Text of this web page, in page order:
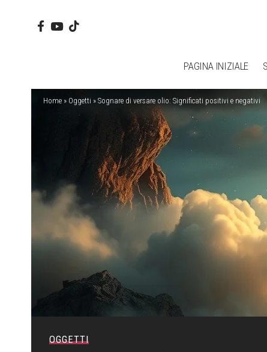
PAGINA INIZIALE
Home » Oggetti » Sognare di versare olio: Significati positivi e negativi
OGGETTI